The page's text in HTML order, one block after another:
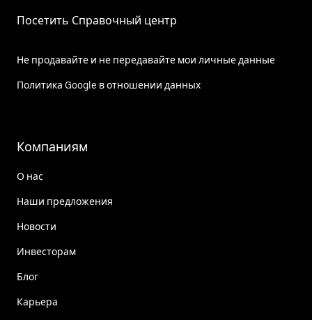
Посетить Справочный центр
Не продавайте и не передавайте мои личные данные
Политика Google в отношении данных
Компаниям
О нас
Наши предложения
Новости
Инвесторам
Блог
Карьера